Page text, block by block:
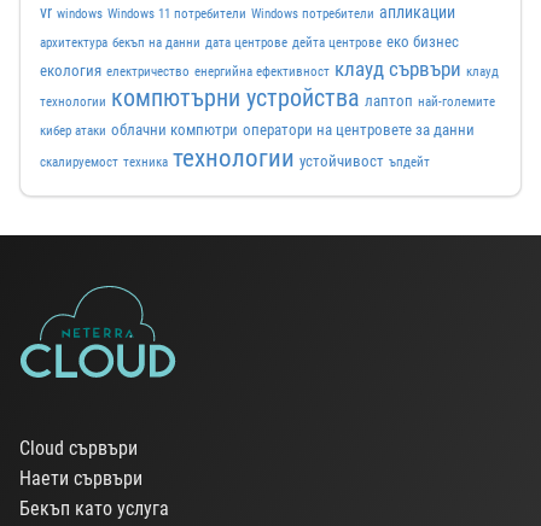
vr windows Windows 11 потребители Windows потребители апликации
архитектура бекъп на данни дата центрове дейта центрове еко бизнес
екология електричество енергийна ефективност клауд сървъри клауд
технологии компютърни устройства лаптоп най-големите
кибер атаки облачни компютри оператори на центровете за данни
скалируемост техника технологии устойчивост ъпдейт
Cloud сървъри
Наети сървъри
Бекъп като услуга